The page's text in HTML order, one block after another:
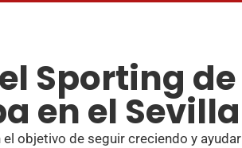
Sporting de
en el Sevilla
objetivo de seguir creciendo y ayudar